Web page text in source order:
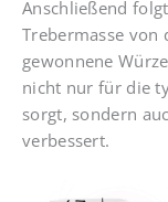
Anschließend
Trebermasse von
gewonnene
nicht nur für die
sorgt, sondern
verbessert.